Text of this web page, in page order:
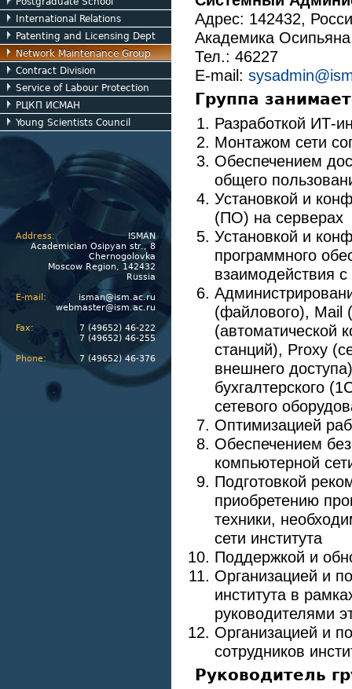
International Relations
Patenting and Licensing Dept
Network Maintenance Group
Contract Division
Service of Labour Protection
РЦКП ИСМАН
Young Scientists Council
Address:
ISMAN
Academician Osipyan str., 8
Chernogolovka
Moscow Region, 142432
Russia
E-mail:
isman@ism.ac.ru
webmaster@ism.ac.ru
Fax:
7 (49652) 46-222
7 (49652) 46-255
Phone:
7 (49652) 46-376
Адрес: 142432,
Академика
Тел.: 46227
E-mail:
Группа
Разработкой ИТ-
Монтажом сети
Обеспечением
общего
Установкой и
(ПО) на серверах
Установкой и
программного
взаимодействия
(файлового), Mail
(автоматической
станций), Proxy
внешнего
бухгалтерского
сетевого
Оптимизацией
Обеспечением
компьютерной
Подготовкой
приобретению
техники,
сети института
Поддержкой и
Организацией и
института в
руководителями
Организацией и
сотрудников
Руководитель